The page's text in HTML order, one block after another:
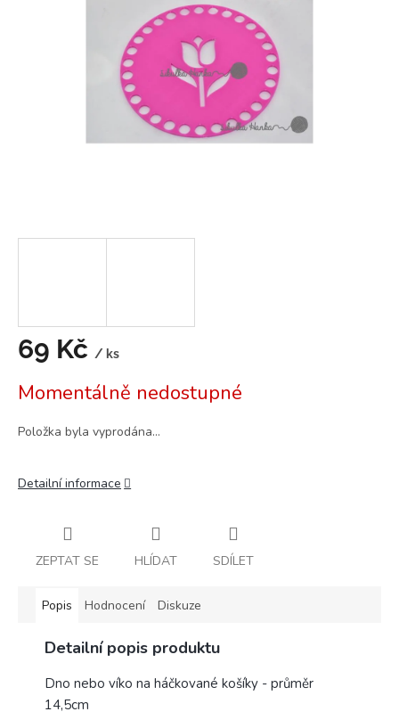
69 Kč / ks
cena:
Momentálně nedostupné
Položka byla vyprodána…
Detailní informace
ZEPTAT SE HLÍDAT SDÍLET
Popis Hodnocení Diskuze
Detailní popis produktu
Dno nebo víko na háčkované košíky - průměr
14,5cm